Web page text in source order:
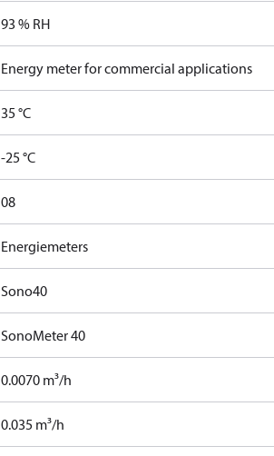
93 % RH
Energy meter for commercial applications
35 °C
-25 °C
08
Energiemeters
Sono40
SonoMeter 40
0.0070 m³/h
0.035 m³/h